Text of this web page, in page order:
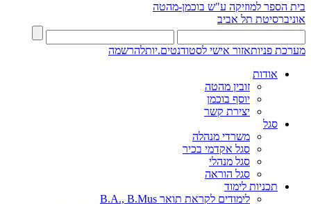
בית הספר למוזיקה ע"ש בוכמן-מהטה
אוניברסיטת תל אביב
מערכת פניותאזור אישי לסטודנטים.יותלהרשמה
אודות
זובין מהטה
יוסף בוכמן
יצירת קשר
סגל
משרדי מנהלה
סגל אקדמי בכיר
סגל מנהלי
סגל הוראה
תכניות לימוד
לימודים לקראת תואר B.A., B.Mus